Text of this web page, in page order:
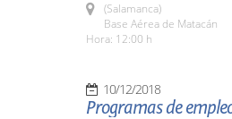
(Salamanca)
Base Aérea de Matacán
Hora: 12:00 h
10/12/2018
Programas de